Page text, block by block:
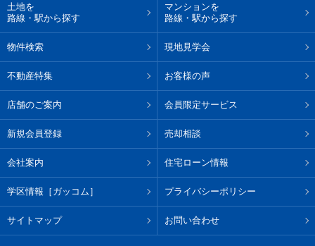
土地を
路線・駅から探す
マンションを
路線・駅から探す
物件検索 現地見学会
不動産特集 お客様の声
店舗のご案内 会員限定サービス
新規会員登録 売却相談
会社案内 住宅ローン情報
学区情報［ガッコム］ プライバシーポリシー
サイトマップ お問い合わせ